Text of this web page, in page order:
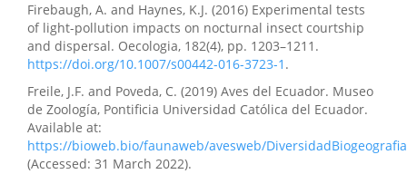
Firebaugh, A. and Haynes, K.J. (2016) Experimental tests
of light-pollution impacts on nocturnal insect courtship
and dispersal. Oecologia, 182(4), pp. 1203–1211.
https://doi.org/10.1007/s00442-016-3723-1 .
Freile, J.F. and Poveda, C. (2019) Aves del Ecuador. Museo
de Zoología, Pontificia Universidad Católica del Ecuador.
Available at:
https://bioweb.bio/faunaweb/avesweb/
(Accessed: 31 March 2022).